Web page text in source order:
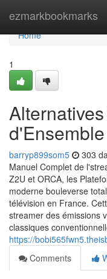
ezmarkbookmarks
Home
Home
1
d'Ensemble
barryp899som5 303
Manuel Complet de
Z2U et ORCA, les
moderne bouleverse
télévision en France.
streamer des émissions
classiques
https://
Comments